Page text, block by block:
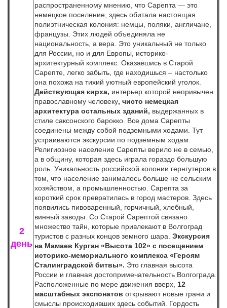
2
день
распространенному мнению, что Сарепта — это
немецкое поселение, здесь обитала настоящая
полиэтническая колония: немцы, поляки, англичане,
французы. Этих людей объединяла не
национальность, а вера.
Это уникальный не только
для России, но и для Европы, историко-
архитектурный комплекс. Оказавшись в Старой
Сарепте, легко забыть, где находишься – настолько
она похожа на тихий уютный европейский уголок.
Действующая кирха, интерьер которой непривычен
православному человеку, чисто немецкая
архитектура остальных зданий, выдержанных в
стиле саксонского барокко. Все дома Сарепты
соединены между собой подземными ходами. Тут
устраиваются экскурсии по подземным ходам.
Религиозное население Сарепты верило не в семью,
а в общину, которая здесь играла гораздо большую
роль. Уникальность российской колонии гернгутеров в
том, что население занималось больше не сельским
хозяйством, а промышленностью. Сарепта за
короткий срок превратилась в город мастеров. Здесь
появились пивоваренный, горчичный, хлебный,
винный заводы. Со Старой Сарептой связано
множество тайн, которые привлекают в Волгоград
туристов с разных концов земного шара. Экскурсия
на Мамаев Курган «Высота 102» с посещением
историко-мемориального комплекса «Героям
Сталинградской битвы». Это главная высота
России и главная достопримечательность Волгограда.
Расположенные по мере движения вверх, 12
масштабных экспонатов открывают новые грани и
смыслы происходивших здесь событий. Гордость